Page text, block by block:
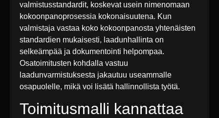
valmistusstandardit, koskevat usein nimenomaan
kokoonpanoprosessia kokonaisuutena. Kun
valmistaja vastaa koko kokoonpanosta yhtenäisten
standardien mukaisesti, laadunhallinta on
selkeämpää ja dokumentointi helpompaa.
Osatoimitusten kohdalla vastuu
laadunvarmistuksesta jakautuu useammalle
osapuolelle, mikä voi lisätä hallinnollista työtä.
Toimitusmalli kannattaa